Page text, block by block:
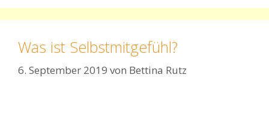
Was ist Selbstmitgefühl?
6. September 2019 von Bettina Rutz